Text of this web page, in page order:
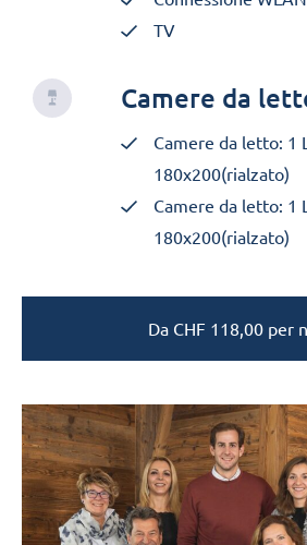
TV
Camere da
Camere da letto: 1
180x200(rialzato)
Camere da letto: 1
180x200(rialzato)
Da CHF 118,00per